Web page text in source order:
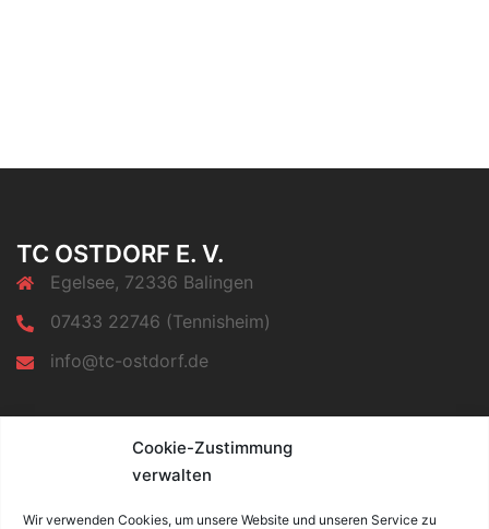
Cookie-Zustimmung
verwalten
Wir verwenden Cookies, um unsere Website und unseren Service zu
TC OSTDORF E. V.
Egelsee, 72336 Balingen
07433 22746 (Tennisheim)
info@tc-ostdorf.de
INFORMATIONEN
Datenschutz